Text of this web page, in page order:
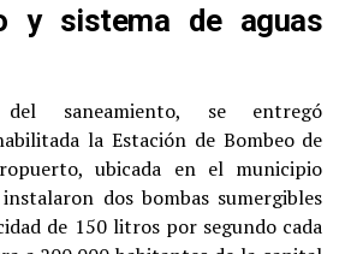
y sistema de aguas
saneamiento, se entregó
la Estación de Bombeo de
ubicada en el municipio
dos bombas sumergibles
de 150 litros por segundo cada